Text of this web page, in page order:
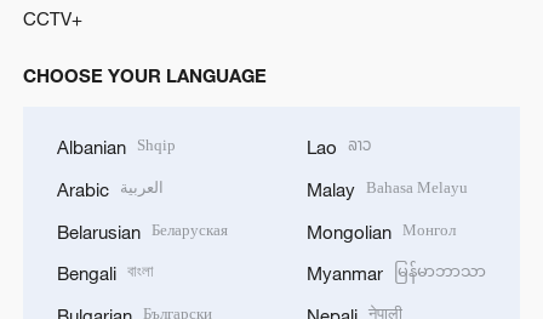
CCTV+
CHOOSE YOUR LANGUAGE
Albanian Shqip
Arabic العربية
Belarusian Беларуская
Bengali বাংলা
Български
Lao ລາວ
Malay Bahasa Melayu
Mongolian Монгол
Myanmar မြန်မာဘာသာ
नेपाली